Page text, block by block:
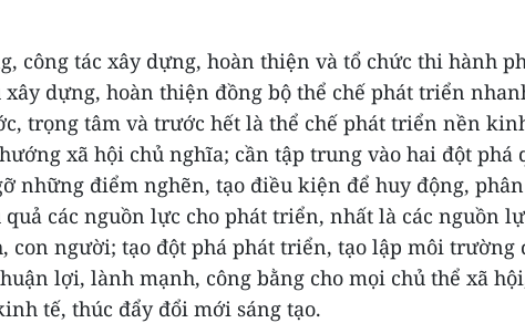
công tác xây dựng, hoàn thiện và tổ chức thi hành
dựng, hoàn thiện đồng bộ thể chế phát triển
trọng tâm và trước hết là thể chế phát triển nền
xã hội chủ nghĩa; cần tập trung vào hai đột phá
những điểm nghẽn, tạo điều kiện để huy động,
quả các nguồn lực cho phát triển, nhất là các nguồn
con người; tạo đột phá phát triển, tạo lập môi trường
lợi, lành mạnh, công bằng cho mọi chủ thể xã
tế, thúc đẩy đổi mới sáng tạo.